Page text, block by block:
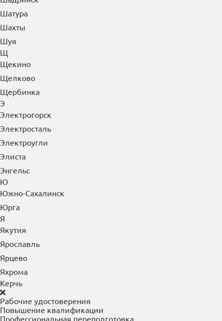
Чусовой
Ш
Шадринск
Шатура
Шахты
Шуя
Щ
Щекино
Щелково
Щербинка
Э
Электрогорск
Электросталь
Электроугли
Элиста
Энгельс
Ю
Южно-Сахалинск
Юрга
Я
Якутия
Ярославль
Ярцево
Яхрома
Керчь